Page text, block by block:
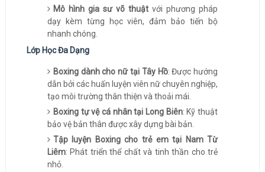
Mô hình gia sư võ thuật với phương pháp
dạy kèm từng học viên, đảm bảo tiến bộ
nhanh chóng.
Lớp Học Đa Dạng
Boxing dành cho nữ tại Tây Hồ: Được hướng
dẫn bởi các huấn luyện viên nữ chuyên nghiệp,
tạo môi trường thân thiện và thoải mái.
Boxing tự vệ cá nhân tại Long Biên: Kỹ thuật
bảo vệ bản thân được xây dựng bài bản.
Tập luyện Boxing cho trẻ em tại Nam Từ
Liêm: Phát triển thể chất và tinh thần cho trẻ
nhỏ.